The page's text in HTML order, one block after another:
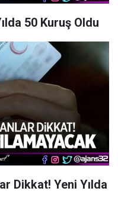
50 Kuruş Oldu
Dikkat! Yeni Yılda